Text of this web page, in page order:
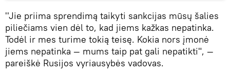
''Jie priima sprendimą taikyti sankcijas mūsų šalies
piliečiams vien dėl to, kad jiems kažkas nepatinka.
Todėl ir mes turime tokią teisę. Kokia nors įmonė
jiems nepatinka ― mums taip pat gali nepatikti", ―
pareiškė Rusijos vyriausybės vadovas.